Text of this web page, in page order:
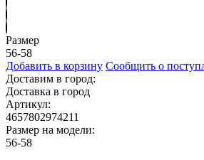
Размер
56-58
Добавить в корзину Сообщить о
Доставим в город:
Доставка в город
Артикул:
4657802974211
Размер на модели:
56-58